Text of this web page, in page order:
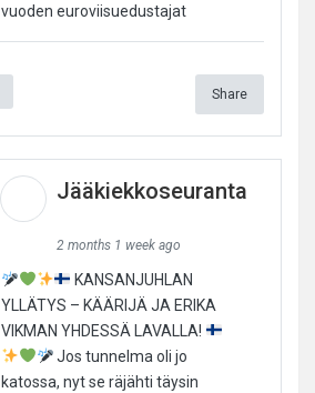
vuoden euroviisuedustajat
Share
Jääkiekkoseuranta
2 months 1 week ago
KANSANJUHLAN
YLLÄTYS – KÄÄRIJÄ JA ERIKA
VIKMAN YHDESSÄ LAVALLA!
Jos tunnelma oli jo
katossa, nyt se räjähti täysin